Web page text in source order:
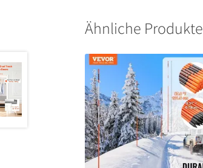
Ähnliche Produkte